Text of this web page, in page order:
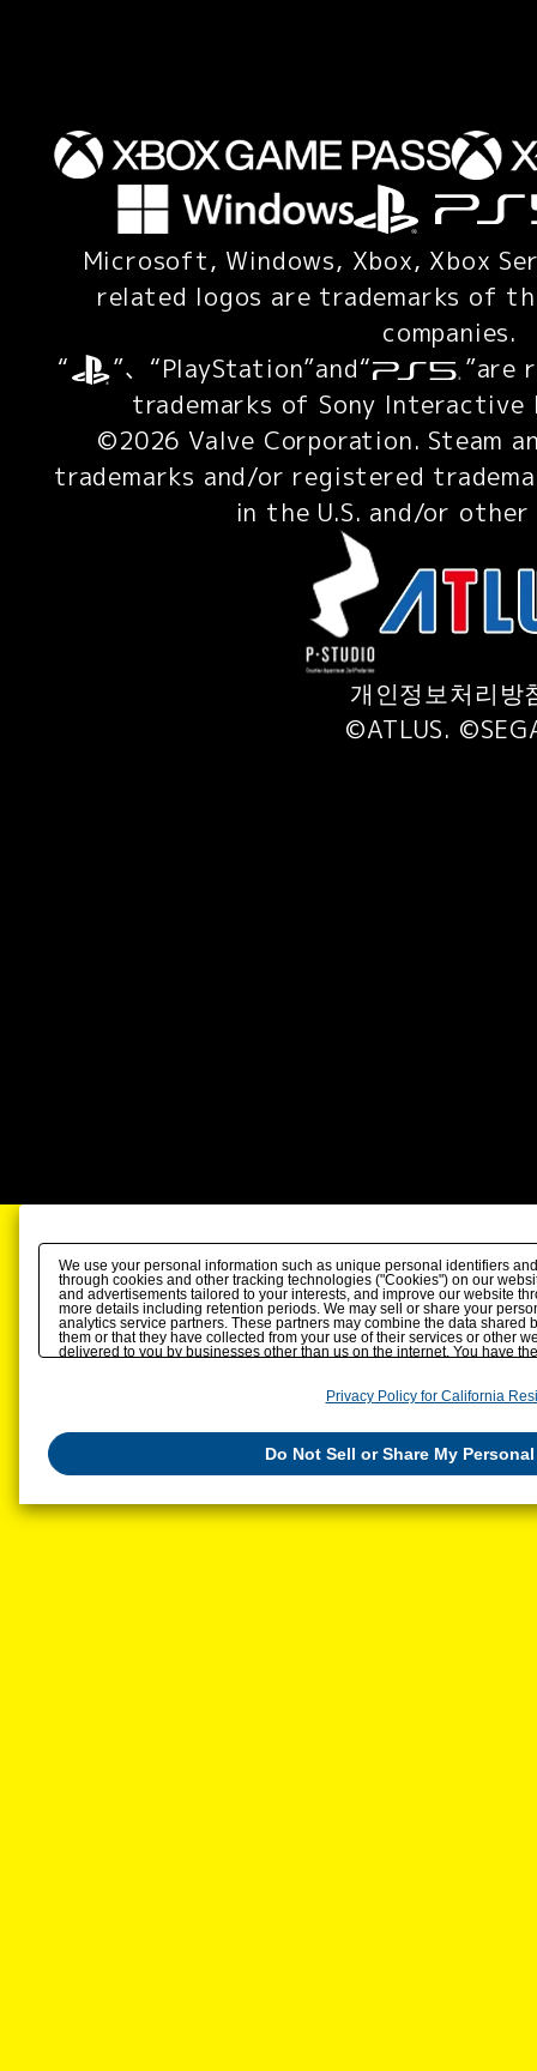
Microsoft, Windows, Xbox, Xbox
related logos are trademarks of
companies.
“
”、“PlayStation”and“
”are
trademarks of Sony Interactive
©2026 Valve Corporation. Steam
trademarks and/or registered
in the U.S. and/or
개인정보처리방
©ATLUS.
We use your personal information such as unique personal identifiers
through cookies and other tracking technologies ("Cookies") on our
and advertisements tailored to your interests, and improve our website
more details including retention periods. We may sell or share your
analytics service partners. These partners may combine the data shared
them or that they have collected from your use of their services or other
delivered to you by businesses other than us on the internet. You have
Privacy Policy for California
Do Not Sell or Share My